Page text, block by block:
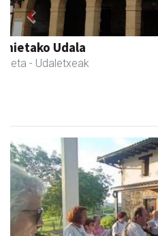
Osane belar eta eko denda
Urnieta - Akupuntura
Previous